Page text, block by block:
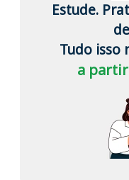
Estude.
Tudo isso
a partir